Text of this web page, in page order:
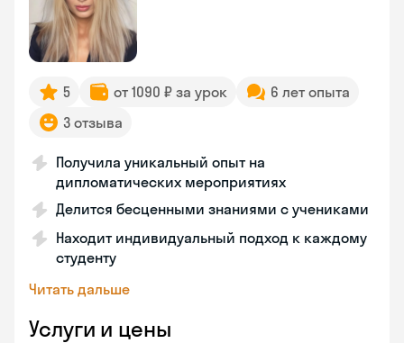
5 от 1090 ₽ за урок
6 лет опыта
3 отзыва
Получила уникальный опыт на
дипломатических мероприятиях
Делится бесценными знаниями с учениками
Находит индивидуальный подход к каждому
студенту
Читать дальше
Услуги и цены